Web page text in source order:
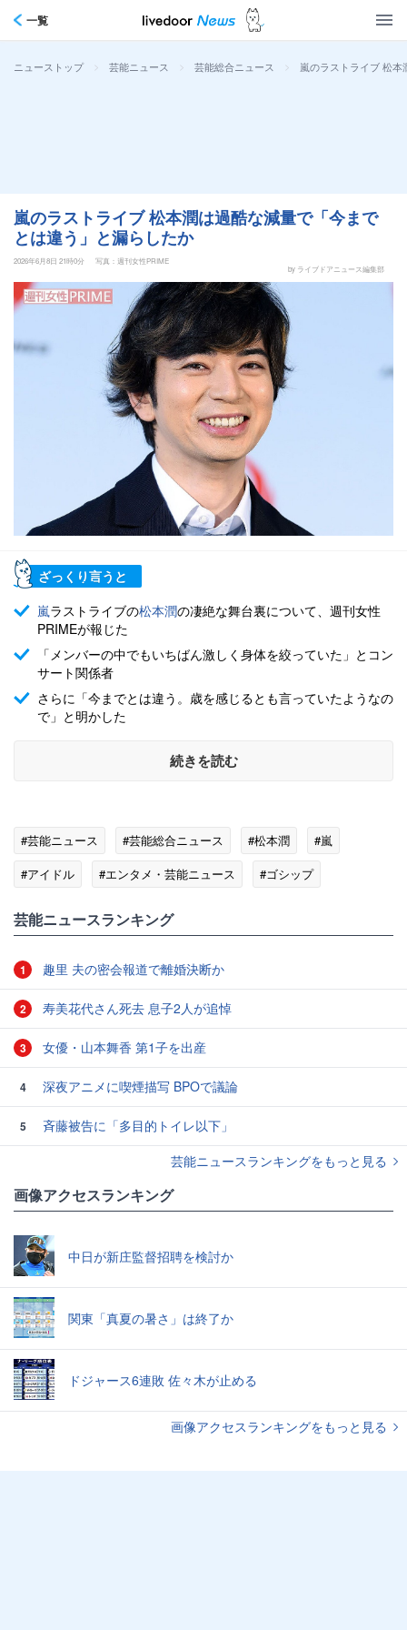
一覧
ニューストップ > 芸能ニュース > 芸能総合ニュース > 嵐のラストライブ 松
嵐のラストライブ 松本潤は過酷な減量で「今まで
とは違う」と漏らしたか
2026年6月8日 21時0分
写真：週刊女性PRIME
by ライブドアニュース編集部
ざっくり言うと
嵐ラストライブの松本潤の凄絶な舞台裏について、週刊女性
PRIMEが報じた
「メンバーの中でもいちばん激しく身体を絞っていた」とコン
サート関係者
さらに「今までとは違う。歳を感じるとも言っていたようなの
で」と明かした
続きを読む
#芸能ニュース #芸能総合ニュース #松本潤
#嵐
#アイドル
#エンタメ・芸能ニュース #ゴシップ
芸能ニュースランキング
1 趣里 夫の密会報道で離婚決断か
2 寿美花代さん死去 息子2人が追悼
3 女優・山本舞香 第1子を出産
4 深夜アニメに喫煙描写 BPOで議論
5
斉藤被告に「多目的トイレ以下」
芸能ニュースランキングをもっと見る
画像アクセスランキング
中日が新庄監督招聘を検討か
関東「真夏の暑さ」は終了か
ドジャース6連敗 佐々木が止める
画像アクセスランキングをもっと見る